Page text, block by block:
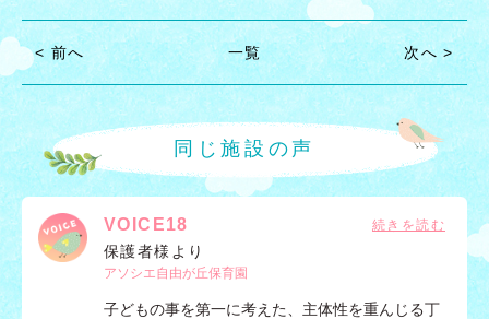
< 前へ 一覧 次へ >
同じ施設の声
VOICE18
保護者様より
アソシエ自由が丘保育園
子どもの事を第一に考えた、主体性を重んじる丁